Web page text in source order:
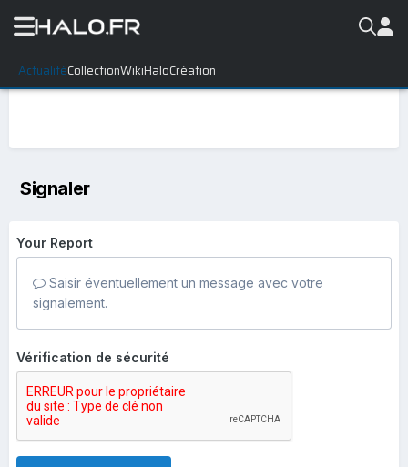
ActualitéCollectionWikiHaloCréation
Signaler
Your Report
Saisir éventuellement un message avec votre
signalement.
Vérification de sécurité